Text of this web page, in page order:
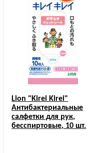
Lion "Kirei Kirei"
Антибактериальные
салфетки для рук,
бесспиртовые, 10 шт.